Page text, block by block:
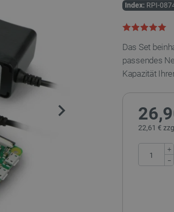
Index: RPI-
Das Set
passendes
Kapazität
22,61 €
+
−